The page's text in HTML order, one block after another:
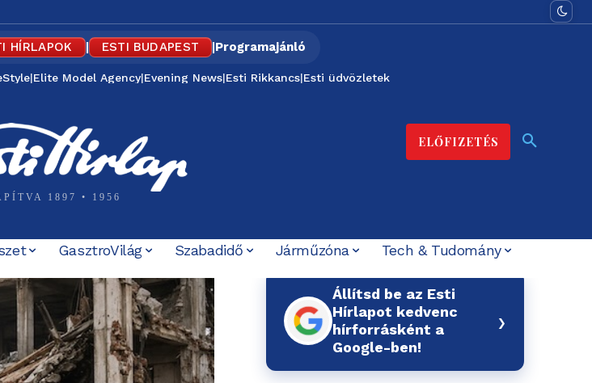
HÍRLAPOK | ESTI BUDAPEST |Programajánló
|Elite Model Agency|Evening News|Esti Rikkancs|Esti üdvözletek
1897 • 1956
ELŐFIZETÉS
GasztroVilág Szabadidő Járműzóna
Tech & Tudomány
Állítsd be az Esti
Hírlapot kedvenc
hírforrásként a
Google-ben!
›